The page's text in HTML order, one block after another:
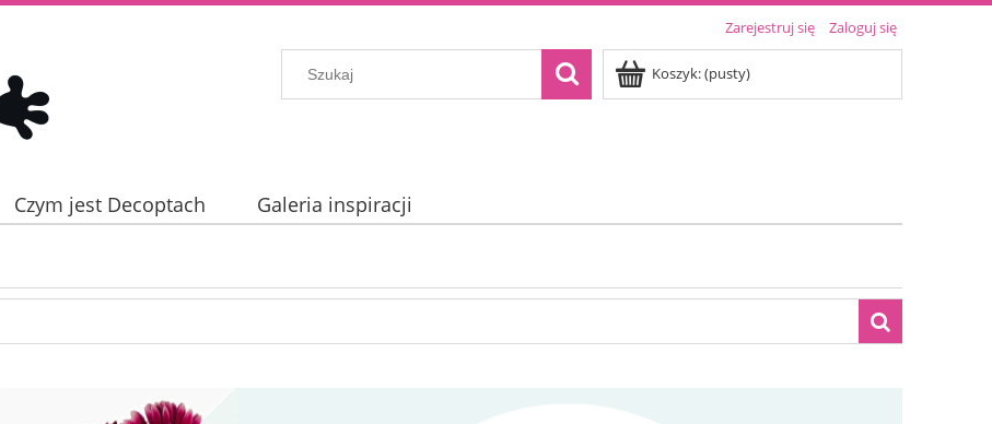
Zarejestruj się Zaloguj się
Koszyk:(pusty)
Czym jest Decoptach Galeria inspiracji